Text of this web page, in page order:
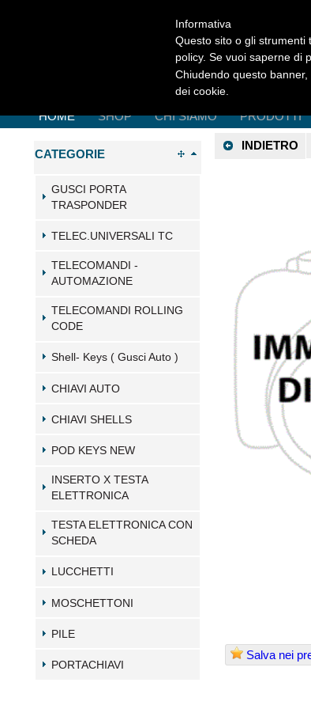
HOME SHOP CHI SIAMO PRODOTTI
CATEGORIE
GUSCI PORTA
TRASPONDER
TELEC.UNIVERSALI TC
TELECOMANDI -
AUTOMAZIONE
TELECOMANDI ROLLING
CODE
Shell- Keys ( Gusci Auto )
CHIAVI AUTO
CHIAVI SHELLS
POD KEYS NEW
INSERTO X TESTA
ELETTRONICA
TESTA ELETTRONICA CON
SCHEDA
LUCCHETTI
MOSCHETTONI
PILE
PORTACHIAVI
INDIETRO
Salva nei
Informativa
Questo sito o gli strumenti
policy. Se vuoi saperne di
Chiudendo questo
dei cookie.